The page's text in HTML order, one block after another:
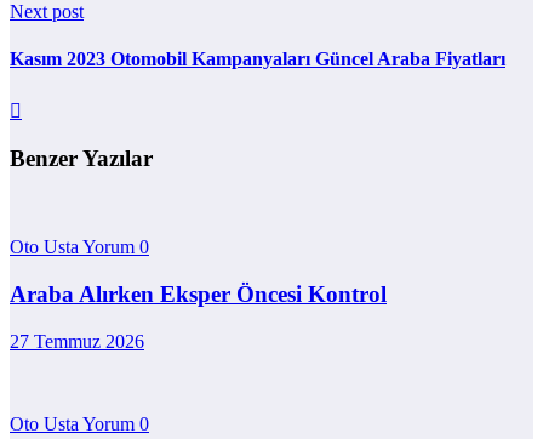
Next post
Kasım 2023 Otomobil Kampanyaları Güncel Araba Fiyatları
Benzer Yazılar
Oto Usta Yorum 0
Araba Alırken Eksper Öncesi Kontrol
27 Temmuz 2026
Oto Usta Yorum 0